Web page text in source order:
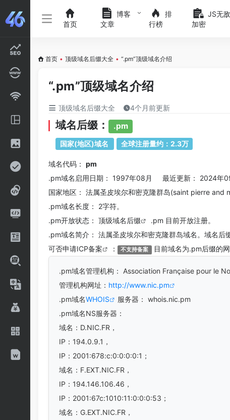
首页
博客
文章
排
行榜
JS无敌
加密
首页 • 顶级域名后缀大全 • “.pm”顶级域名介绍
“.pm”顶级域名介绍
顶级域名后缀大全 4个月前更新
域名后缀： .pm
国家(地区)域名 全球注册量约：2.3万
域名代码： pm
.pm域名 启用日期： 1997年08月 最近更新： 2024年
国家地区： 法属圣皮埃尔和密克隆群岛(saint pierre and
.pm域名长度： 2字符。
.pm开放状态： 顶级域名后缀
.pm 目前开放注册。
.pm域名简介： 法属圣皮埃尔和密克隆群岛域名。域名后
可否申请ICP备案 ： 不支持备案 目前域名为.pm后缀的网
.pm域名管理机构： Association Française pour le
管理机构网址： http://www.nic.pm
.pm域名WHOIS
服务器： whois.nic.pm
.pm域名NS服务器：
域名：D.NIC.FR，
IP：194.0.9.1，
IP：2001:678:c:0:0:0:0:1；
域名：F.EXT.NIC.FR，
IP：194.146.106.46，
IP：2001:67c:1010:11:0:0:0:53；
域名：G.EXT.NIC.FR，